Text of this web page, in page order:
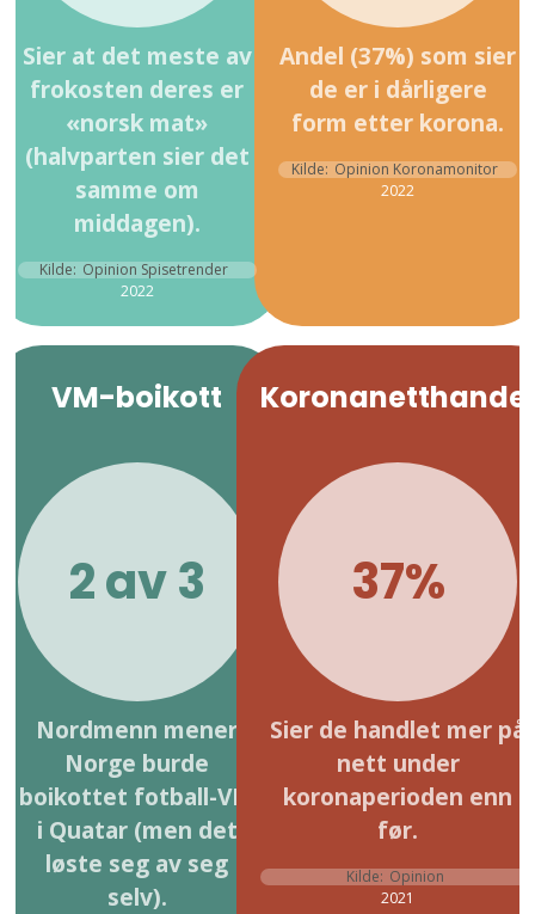
Sier at det meste av
frokosten deres er
«norsk mat»
(halvparten sier det
samme om
middagen).
Kilde: Opinion Spisetrender
2022
Andel (37%) som sier
de er i dårligere
form etter korona.
Kilde: Opinion Koronamonitor
2022
VM-boikott
2 av 3
Nordmenn mener
Norge burde
boikottet fotball-VM
i Quatar (men det
løste seg av seg
selv).
Koronanetthandel
37%
Sier de handlet mer på
nett under
koronaperioden enn
før.
Kilde: Opinion
2021